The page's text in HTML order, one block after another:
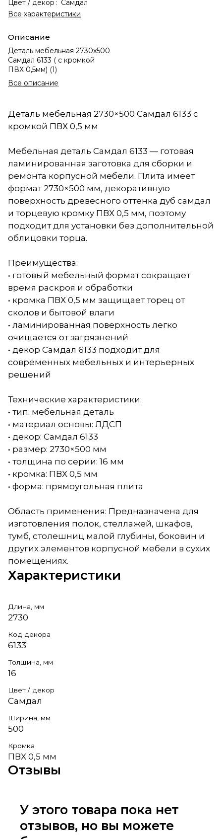
Цвет / декор : Самдал
Все характеристики
Описание
Деталь мебельная 2730х500
Самдал 6133 ( с кромкой
ПВХ 0,5мм) (1)
Все описание
Деталь мебельная 2730×500 Самдал 6133 с
кромкой ПВХ 0,5 мм
Мебельная деталь Самдал 6133 — готовая
ламинированная заготовка для сборки и
ремонта корпусной мебели. Плита имеет
формат 2730×500 мм, декоративную
поверхность древесного оттенка дуб самдал
и торцевую кромку ПВХ 0,5 мм, поэтому
подходит для установки без дополнительной
облицовки торца.
Преимущества:
• готовый мебельный формат сокращает
время раскроя и обработки
• кромка ПВХ 0,5 мм защищает торец от
сколов и бытовой влаги
• ламинированная поверхность легко
очищается от загрязнений
• декор Самдал 6133 подходит для
современных мебельных и интерьерных
решений
Технические характеристики:
• тип: мебельная деталь
• материал основы: ЛДСП
• декор: Самдал 6133
• размер: 2730×500 мм
• толщина по серии: 16 мм
• кромка: ПВХ 0,5 мм
• форма: прямоугольная плита
Область применения: Предназначена для
изготовления полок, стеллажей, шкафов,
тумб, столешниц малой глубины, боковин и
других элементов корпусной мебели в сухих
помещениях.
Характеристики
Длина, мм
2730
Код декора
6133
Толщина, мм
16
Цвет / декор
Самдал
Ширина, мм
500
Кромка
ПВХ 0,5 мм
Отзывы
У этого товара пока нет
отзывов, но вы можете